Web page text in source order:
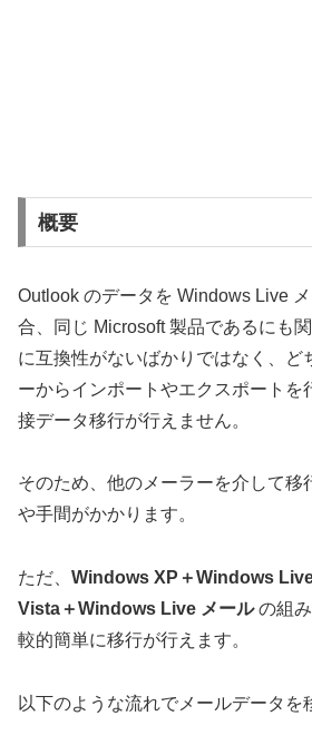
概要
Outlook のデータを Windows Live
合、同じ Microsoft 製品であるにも
に互換性がないばかりではなく、ど
ーからインポートやエクスポートを
接データ移行が行えません。
そのため、他のメーラーを介して移
や手間がかかります。
ただ、 Windows XP＋Windows
Vista＋Windows Live メールの組
較的簡単に移行が行えます。
以下のような流れでメールデータを